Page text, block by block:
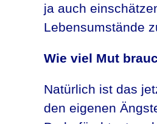
ja auch
Lebensumstände
Wie viel Mut
Natürlich ist das
den eigenen